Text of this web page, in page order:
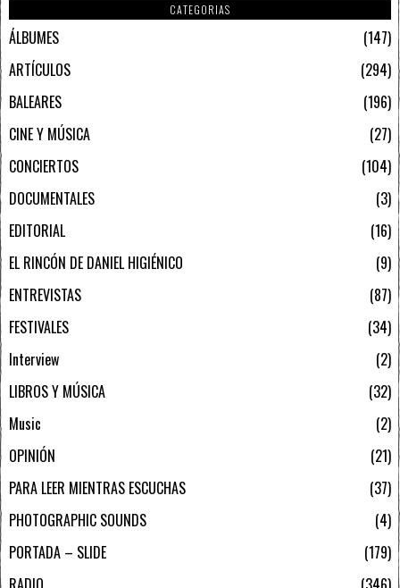
CATEGORIAS
ÁLBUMES
147
ARTÍCULOS
294
BALEARES
196
CINE Y MÚSICA
27
CONCIERTOS
104
DOCUMENTALES
3
EDITORIAL
16
EL RINCÓN DE DANIEL HIGIÉNICO
9
ENTREVISTAS
87
FESTIVALES
34
Interview
2
LIBROS Y MÚSICA
32
Music
2
OPINIÓN
21
PARA LEER MIENTRAS ESCUCHAS
37
PHOTOGRAPHIC SOUNDS
4
PORTADA – SLIDE
179